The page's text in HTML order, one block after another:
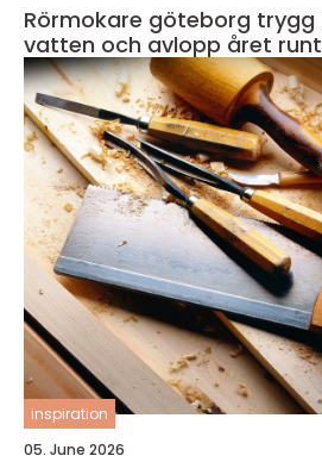
Rörmokare göteborg trygg hjälp med värme,
vatten och avlopp året runt
inspiration
05. June 2026